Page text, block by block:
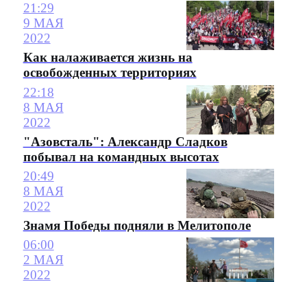
21:29
9 МАЯ
2022
Как налаживается жизнь на
освобожденных территориях
22:18
8 МАЯ
2022
"Азовсталь": Александр Сладков
побывал на командных высотах
20:49
8 МАЯ
2022
Знамя Победы подняли в Мелитополе
06:00
2 МАЯ
2022